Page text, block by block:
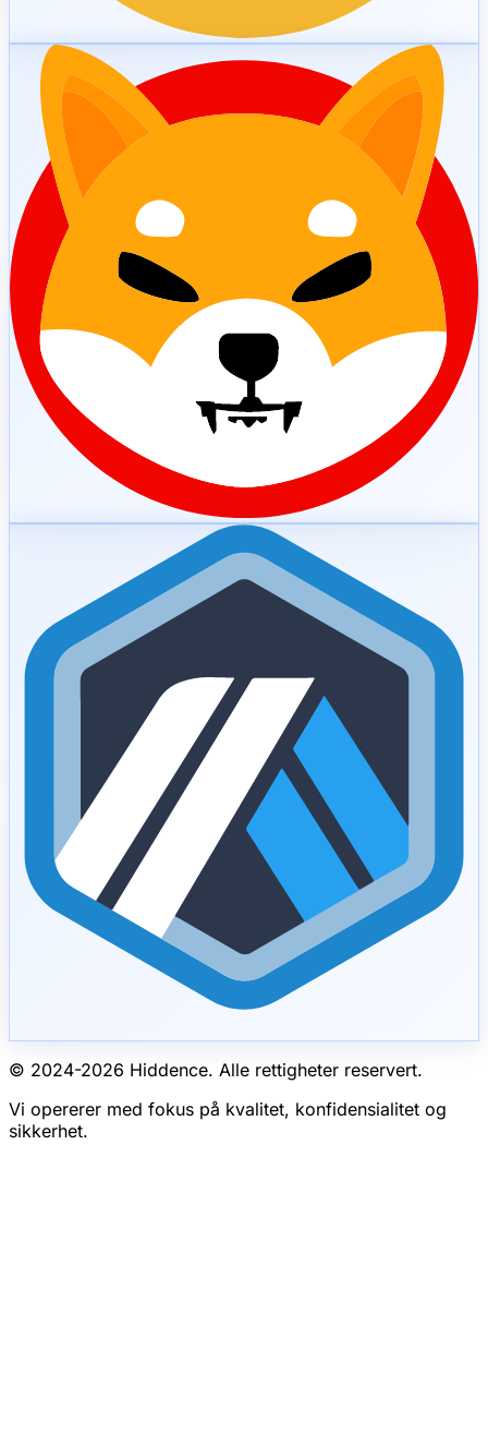
© 2024-2026 Hiddence. Alle rettigheter reservert.
Vi opererer med fokus på kvalitet, konfidensialitet og
sikkerhet.